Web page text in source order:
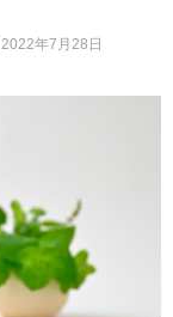
2022年7月28日